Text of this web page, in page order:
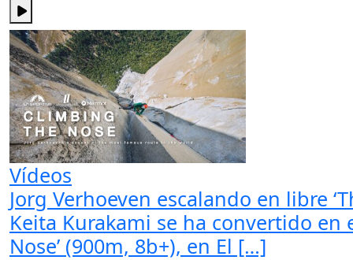
Vídeos
Jorg Verhoeven escalando en libre
Keita Kurakami se ha convertido en
Nose’ (900m, 8b+), en El […]